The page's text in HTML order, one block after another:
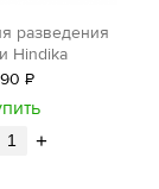
разведения
Hindika
Р
уб.
+